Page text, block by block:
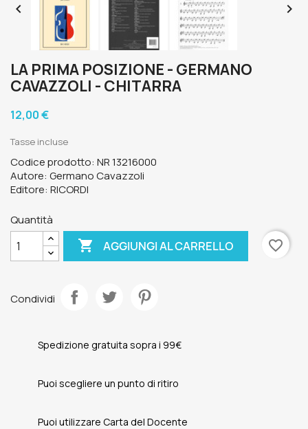
 
LA PRIMA POSIZIONE - GERMANO
CAVAZZOLI - CHITARRA
12,00 €
Tasse incluse
Codice prodotto: NR 13216000
Autore: Germano Cavazzoli
Editore: RICORDI
Quantità
 AGGIUNGI AL CARRELLO favorite_border
Condividi
Spedizione gratuita sopra i 99€
Puoi scegliere un punto di ritiro
Puoi utilizzare Carta del Docente